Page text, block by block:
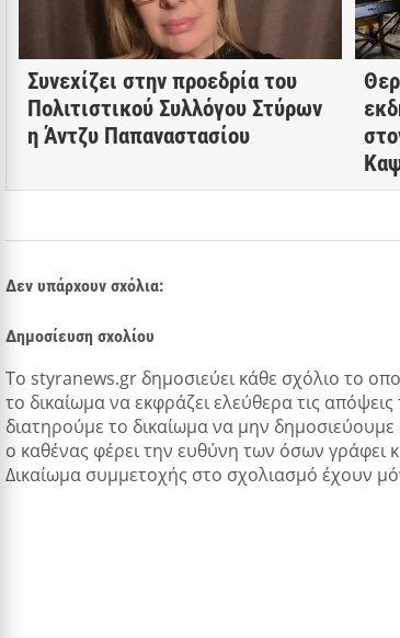
Συνεχίζει στην προεδρία του
Πολιτιστικού Συλλόγου Στύρων
η Άντζυ Παπαναστασίου
Δεν υπάρχουν σχόλια:
Δημοσίευση σχολίου
Tο styranews.gr δημοσιεύει κάθε σχόλιο το
το δικαίωμα να εκφράζει ελεύθερα τις
διατηρούμε το δικαίωμα να μην
ο καθένας φέρει την ευθύνη των όσων γράφει
Δικαίωμα συμμετοχής στο σχολιασμό έχουν